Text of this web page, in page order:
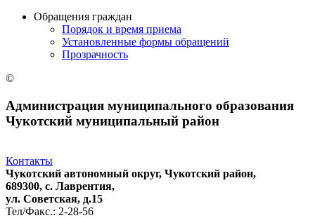
Обращения граждан
Порядок и время приема
Установленные формы обращений
Прозрачность
©
Администрация муниципального образования
Чукотский муниципальный район
Контакты
Чукотский автономный округ, Чукотский район,
689300, с. Лаврентия,
ул. Советская, д.15
Тел/Факс.: 2-28-56